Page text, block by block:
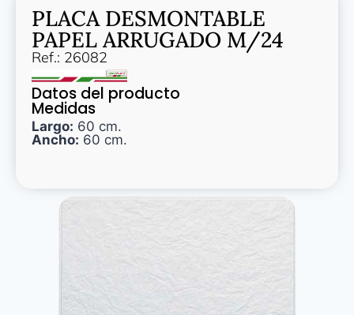
PLACA DESMONTABLE
PAPEL ARRUGADO M/24
Ref.: 26082
Datos del producto
Medidas
Largo: 60 cm.
Ancho: 60 cm.